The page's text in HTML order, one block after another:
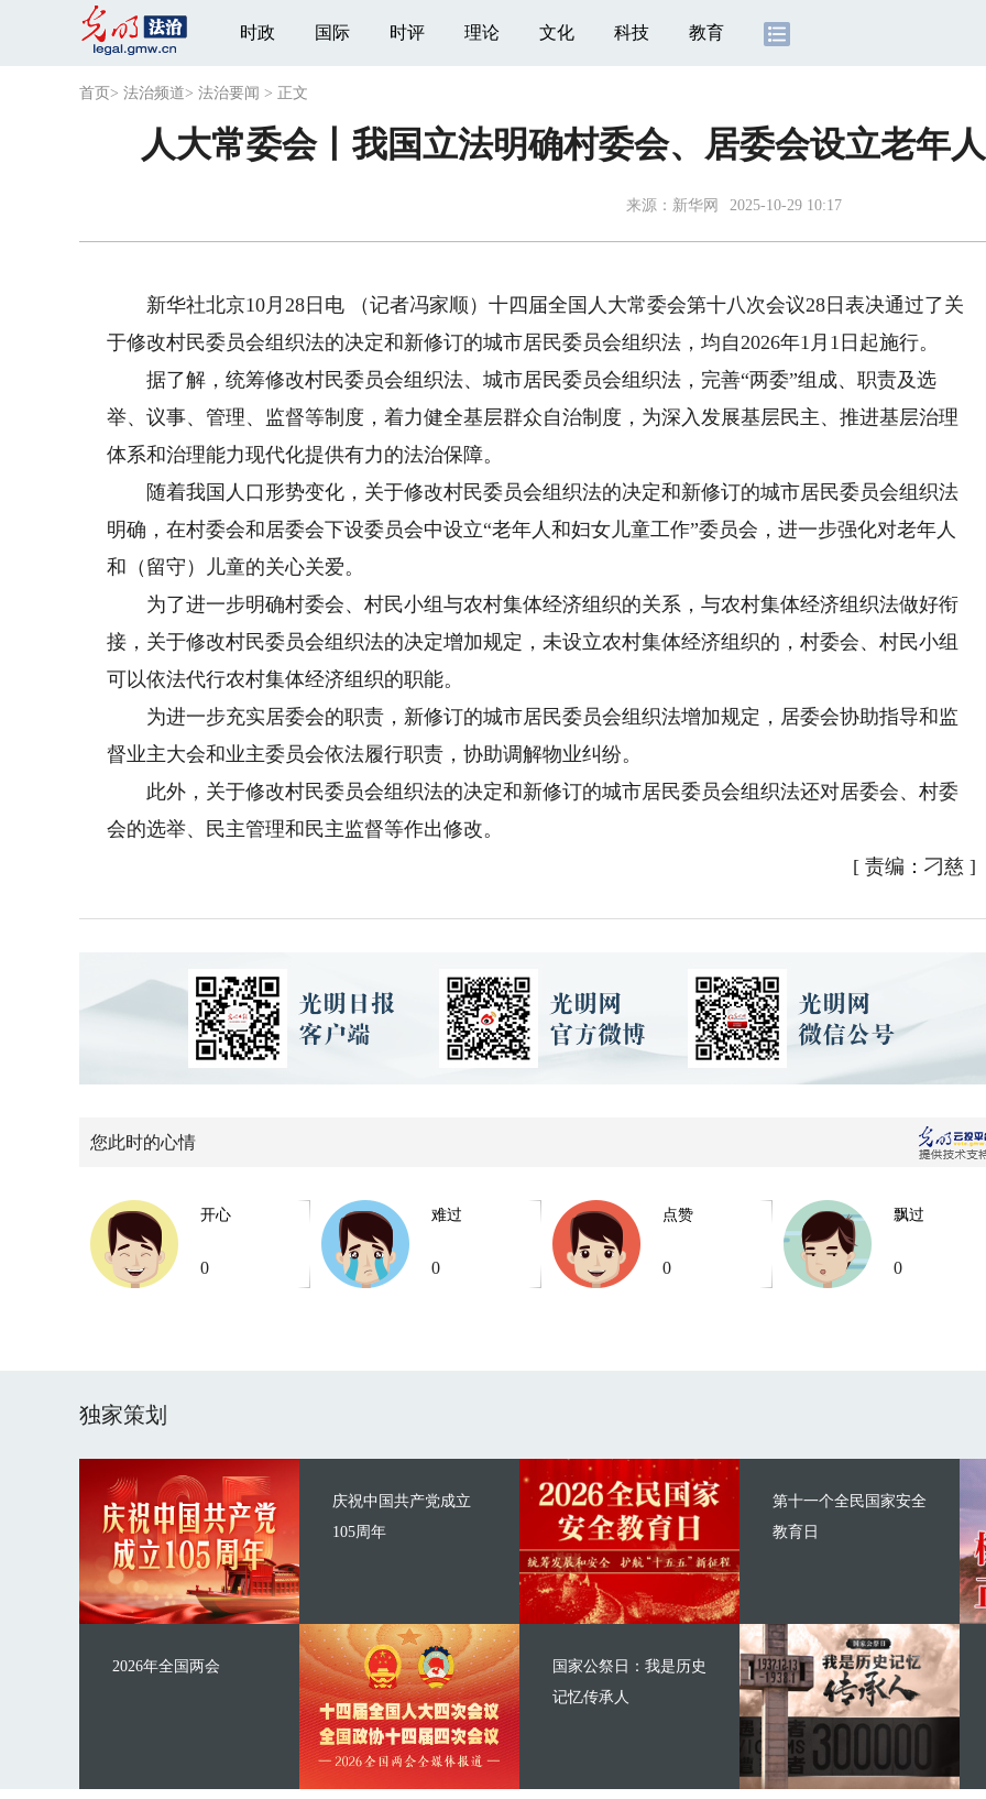
时政 国际 时评 理论 文化 科技 教育
首页 > 法治频道> 法治要闻 > 正文
人大常委会丨我国立法明确村委会、居委会设立老年
来源： 新华网 2025-10-29 10:17
新华社北京10月28日电 （记者冯家顺）十四届全国人大常委会第十八次会议28日表决通过了关
于修改村民委员会组织法的决定和新修订的城市居民委员会组织法，均自2026年1月1日起施行。
据了解，统筹修改村民委员会组织法、城市居民委员会组织法，完善“两委”组成、职责及选
举、议事、管理、监督等制度，着力健全基层群众自治制度，为深入发展基层民主、推进基层治理
体系和治理能力现代化提供有力的法治保障。
随着我国人口形势变化，关于修改村民委员会组织法的决定和新修订的城市居民委员会组织法
明确，在村委会和居委会下设委员会中设立“老年人和妇女儿童工作”委员会，进一步强化对老年人
和（留守）儿童的关心关爱。
为了进一步明确村委会、村民小组与农村集体经济组织的关系，与农村集体经济组织法做好衔
接，关于修改村民委员会组织法的决定增加规定，未设立农村集体经济组织的，村委会、村民小组
可以依法代行农村集体经济组织的职能。
为进一步充实居委会的职责，新修订的城市居民委员会组织法增加规定，居委会协助指导和监
督业主大会和业主委员会依法履行职责，协助调解物业纠纷。
此外，关于修改村民委员会组织法的决定和新修订的城市居民委员会组织法还对居委会、村委
会的选举、民主管理和民主监督等作出修改。
[ 责编：刁慈 ]
您此时的心情
开心
0
难过
0
点赞
0
飘过
0
独家策划
庆祝中国共产党成立
105周年
2026年全国两会
第十一个全民国家安全
教育日
国家公祭日：我是历史
记忆传承人